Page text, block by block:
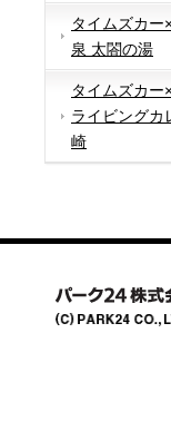
タイムズカー
泉 太閤の湯
タイムズカー
ライビングカ
崎